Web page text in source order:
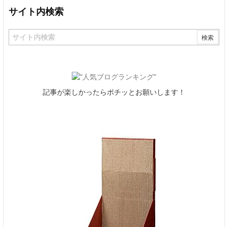
サイト内検索
記事が楽しかったらポチッとお願いします！